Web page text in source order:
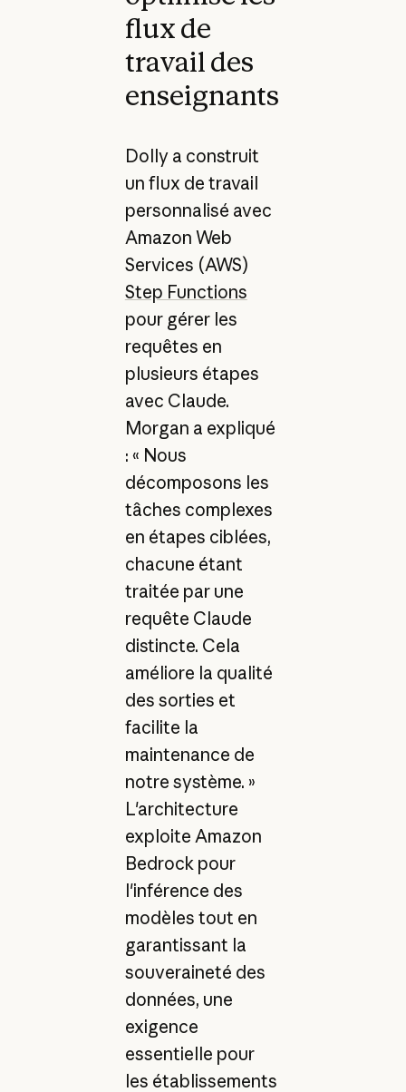
flux de
travail des
enseignants
Dolly a construit
un flux de travail
personnalisé avec
Amazon Web
Services (AWS)
Step Functions
pour gérer les
requêtes en
plusieurs étapes
avec Claude.
Morgan a expliqué
: « Nous
décomposons les
tâches complexes
en étapes ciblées,
chacune étant
traitée par une
requête Claude
distincte. Cela
améliore la qualité
des sorties et
facilite la
maintenance de
notre système. »
L'architecture
exploite Amazon
Bedrock pour
l'inférence des
modèles tout en
garantissant la
souveraineté des
données, une
exigence
essentielle pour
les établissements